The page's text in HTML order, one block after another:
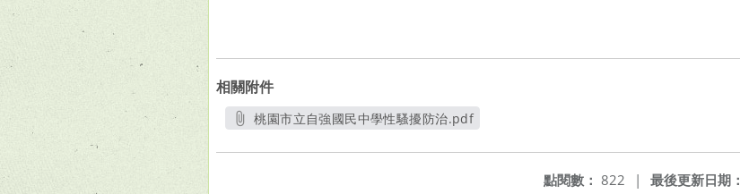
相關附件
桃園市立自強國民中學性騷擾防治.pdf
最後更新日期：
點閱數： 822 |